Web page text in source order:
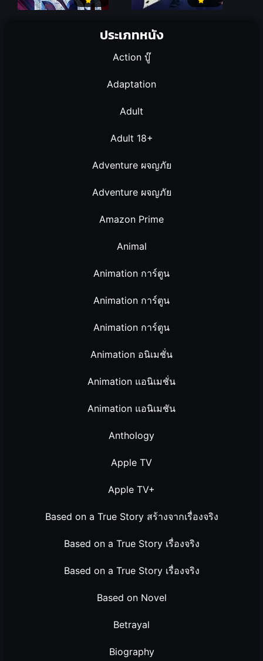
ประเภทหนัง
Action บู๊
Adaptation
Adult
Adult 18+
Adventure ผจญภัย
Adventure ผจญภัย
Amazon Prime
Animal
Animation การ์ตูน
Animation การ์ตูน
Animation การ์ตูน
Animation อนิเมชั่น
Animation แอนิเมชั่น
Animation แอนิเมชัน
Anthology
Apple TV
Apple TV+
Based on a True Story สร้างจากเรื่องจริง
Based on a True Story เรื่องจริง
Based on a True Story เรื่องจริง
Based on Novel
Betrayal
Biography